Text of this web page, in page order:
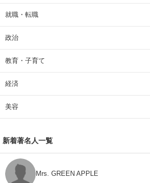
就職・転職
政治
教育・子育て
経済
美容
新着著名人一覧
Mrs. GREEN APPLE